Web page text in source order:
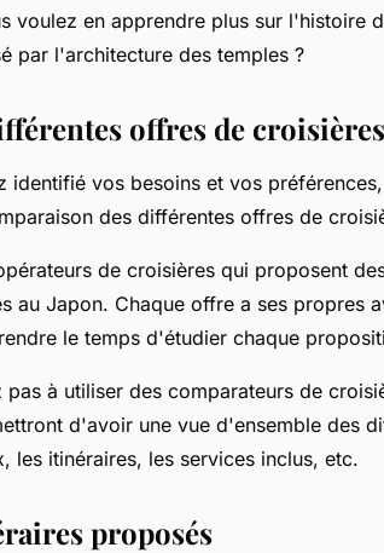
voulez en apprendre plus sur l'histoire
par l'architecture des temples ?
offres de
identifié vos besoins et vos
des différentes offres de
de croisières qui proposent
au Japon. Chaque offre a ses propres
le temps d'étudier chaque
à utiliser des comparateurs de
d'avoir une vue d'ensemble des
les itinéraires, les services inclus, etc.
proposés